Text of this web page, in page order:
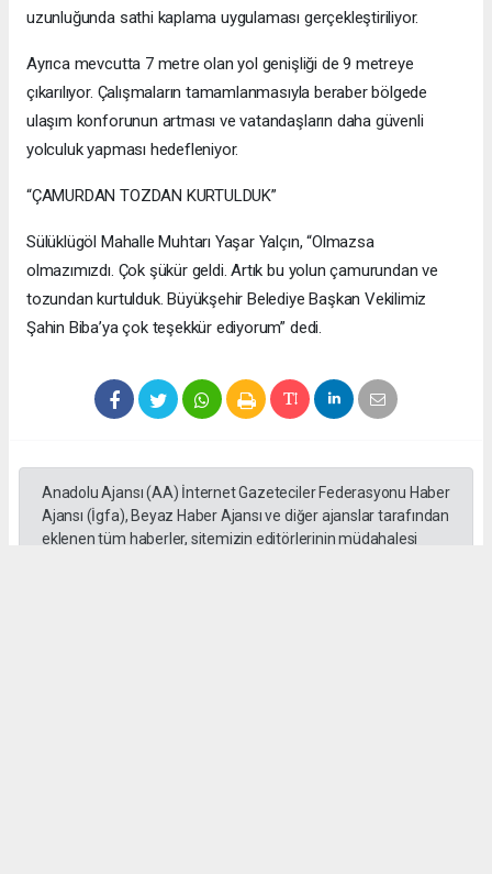
uzunluğunda sathi kaplama uygulaması gerçekleştiriliyor.
Ayrıca mevcutta 7 metre olan yol genişliği de 9 metreye
çıkarılıyor. Çalışmaların tamamlanmasıyla beraber bölgede
ulaşım konforunun artması ve vatandaşların daha güvenli
yolculuk yapması hedefleniyor.
“ÇAMURDAN TOZDAN KURTULDUK”
Sülüklügöl Mahalle Muhtarı Yaşar Yalçın, “Olmazsa
olmazımızdı. Çok şükür geldi. Artık bu yolun çamurundan ve
tozundan kurtulduk. Büyükşehir Belediye Başkan Vekilimiz
Şahin Biba’ya çok teşekkür ediyorum” dedi.
Anadolu Ajansı (AA) İnternet Gazeteciler Federasyonu Haber
Ajansı (İgfa), Beyaz Haber Ajansı ve diğer ajanslar tarafından
eklenen tüm haberler, sitemizin editörlerinin müdahalesi